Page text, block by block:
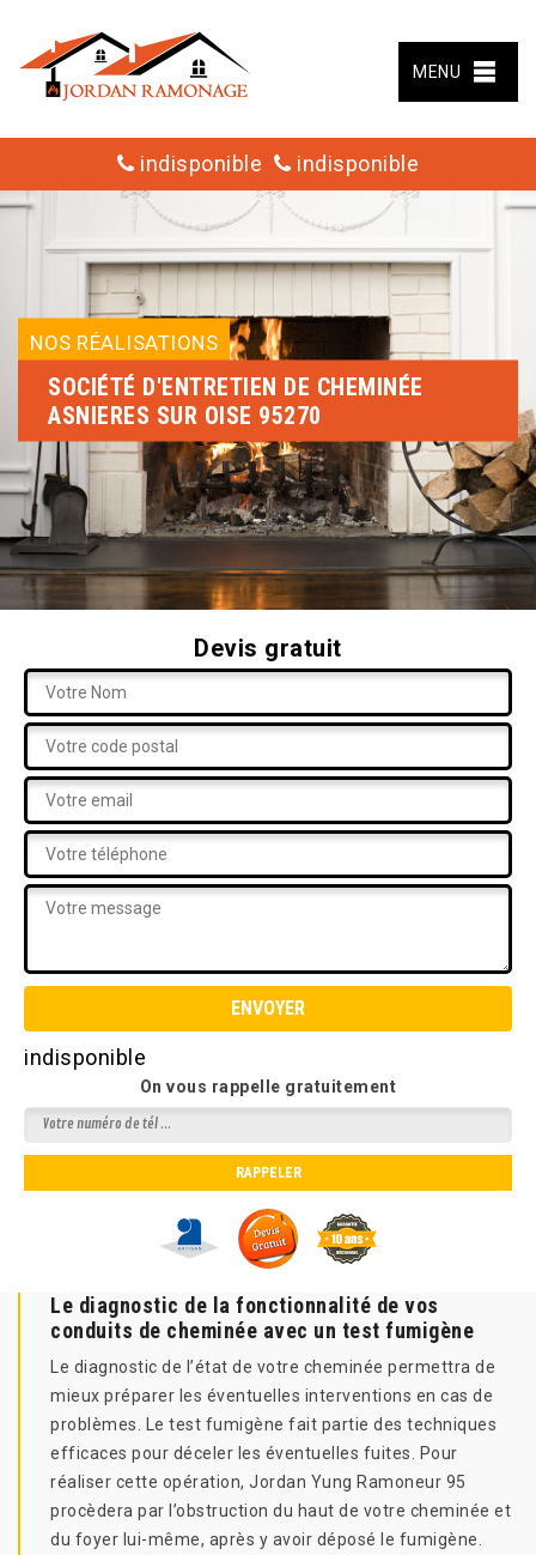
MENU
indisponible indisponible
NOS RÉALISATIONS
SOCIÉTÉ D'ENTRETIEN DE CHEMINÉE
ASNIERES SUR OISE 95270
Devis gratuit
indisponible
On vous rappelle gratuitement
Le diagnostic de la fonctionnalité de vos
conduits de cheminée avec un test fumigène
Le diagnostic de l’état de votre cheminée permettra de
mieux préparer les éventuelles interventions en cas de
problèmes. Le test fumigène fait partie des techniques
efficaces pour déceler les éventuelles fuites. Pour
réaliser cette opération, Jordan Yung Ramoneur 95
procèdera par l’obstruction du haut de votre cheminée et
du foyer lui-même, après y avoir déposé le fumigène.